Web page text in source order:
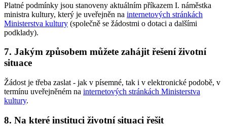
Platné podmínky jsou stanoveny aktuálním příkazem I. náměstka
ministra kultury, který je uveřejněn na internetových stránkách
Ministerstva kultury (společně se žádostmi o dotaci a dalšími
podklady).
7. Jakým způsobem můžete zahájit řešení životní
situace
Žádost je třeba zaslat - jak v písemné, tak i v elektronické podobě, v
termínu uveřejněném na internetových stránkách Ministerstva
kultury.
8. Na které instituci životní situaci řešit